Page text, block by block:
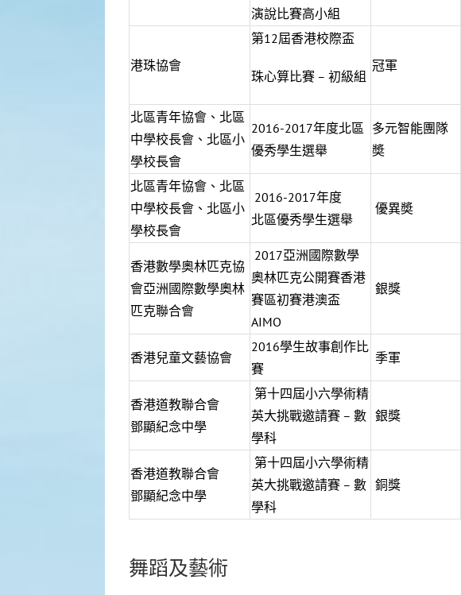
演說比賽高小組
港珠協會
第12屆香港校際盃
珠心算比賽 – 初級組
冠軍
北區青年協會、北區
中學校長會、北區小
學校長會
2016-2017年度北區
優秀學生選舉
多元智能團隊
奬
北區青年協會、北區
中學校長會、北區小
學校長會
2016-2017年度
北區優秀學生選舉
優異奬
香港數學奧林匹克協
會亞洲國際數學奧林
匹克聯合會
2017亞洲國際數學
奧林匹克公開賽香港
賽區初賽港澳盃
AIMO
銀獎
香港兒童文藝協會
2016學生故事創作比
賽
季軍
香港道教聯合會
鄧顯紀念中學
第十四屆小六學術精
英大挑戰邀請賽 – 數
學科
銀獎
香港道教聯合會
鄧顯紀念中學
第十四屆小六學術精
英大挑戰邀請賽 – 數
學科
銅獎
舞蹈及藝術